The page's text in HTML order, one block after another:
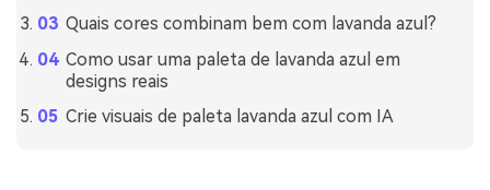
Quais cores combinam bem com lavanda azul?
Como usar uma paleta de lavanda azul em
designs reais
Crie visuais de paleta lavanda azul com IA